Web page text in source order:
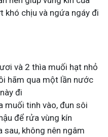
khó chịu và ngứa ngáy đi
và 2 thìa muối hạt nhỏ
hãm qua một lần nước
đi
muối tinh vào, đun sôi
để rửa vùng kín
không nên ngâm